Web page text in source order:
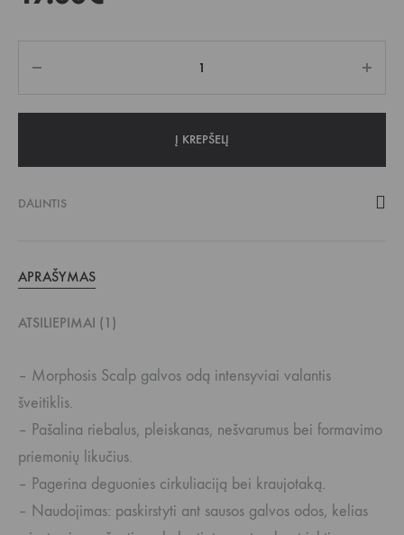
Į KREPŠELĮ
DALINTIS
APRAŠYMAS
ATSILIEPIMAI (1)
– Morphosis Scalp galvos odą intensyviai valantis
šveitiklis.
– Pašalina riebalus, pleiskanas, nešvarumus bei formavimo
priemonių likučius.
– Pagerina deguonies cirkuliaciją bei kraujotaką.
– Naudojimas: paskirstyti ant sausos galvos odos, kelias